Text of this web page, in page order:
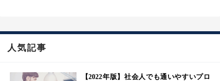
人気記事
【2022年版】社会人でも通いやすいプロ